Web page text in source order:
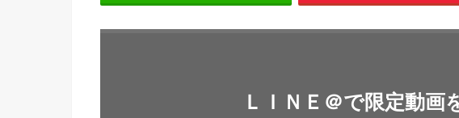
ＬＩＮＥ＠で限定動画